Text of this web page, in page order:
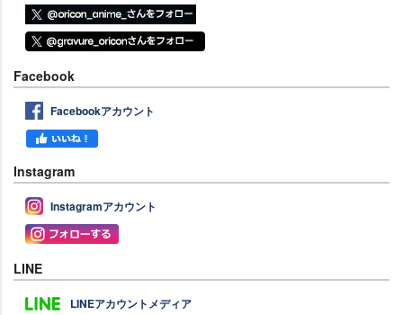
Facebook
Facebookアカウント
Instagram
Instagramアカウント
LINE
LINEアカウントメディア